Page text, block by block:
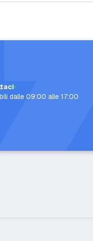
dalle 09:00 alle 17:00